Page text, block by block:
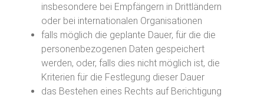
insbesondere bei Empfängern in Drittländern
oder bei internationalen Organisationen
falls möglich die geplante Dauer, für die die
personenbezogenen Daten gespeichert
werden, oder, falls dies nicht möglich ist, die
Kriterien für die Festlegung dieser Dauer
das Bestehen eines Rechts auf Berichtigung